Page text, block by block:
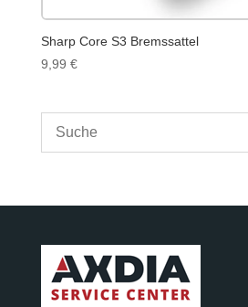
Sharp Core S3 Bremssattel
9,99 €